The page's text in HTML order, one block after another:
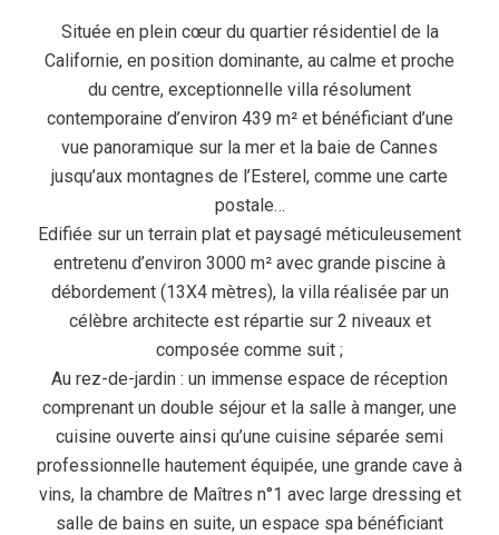
Située en plein cœur du quartier résidentiel de la
Californie, en position dominante, au calme et proche
du centre, exceptionnelle villa résolument
contemporaine d’environ 439 m² et bénéficiant d’une
vue panoramique sur la mer et la baie de Cannes
jusqu’aux montagnes de l’Esterel, comme une carte
postale…
Edifiée sur un terrain plat et paysagé méticuleusement
entretenu d’environ 3000 m² avec grande piscine à
débordement (13X4 mètres), la villa réalisée par un
célèbre architecte est répartie sur 2 niveaux et
composée comme suit ;
Au rez-de-jardin : un immense espace de réception
comprenant un double séjour et la salle à manger, une
cuisine ouverte ainsi qu’une cuisine séparée semi
professionnelle hautement équipée, une grande cave à
vins, la chambre de Maîtres n°1 avec large dressing et
salle de bains en suite, un espace spa bénéficiant